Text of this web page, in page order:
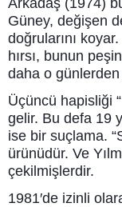
Arkadaş (1974)
Güney, değişen
doğrularını
hırsı, bunun
daha o günlerden
Üçüncü hapisliği
gelir. Bu defa 19
ise bir suçlama.
ürünüdür. Ve
çekilmişlerdir.
1981′de izinli